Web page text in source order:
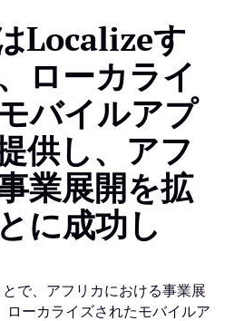
Localizeす
ローカライ
バイルアプ
供し、アフ
業展開を拡
に成功し
で、アフリカにおける事業展
ローカライズされたモバイルア